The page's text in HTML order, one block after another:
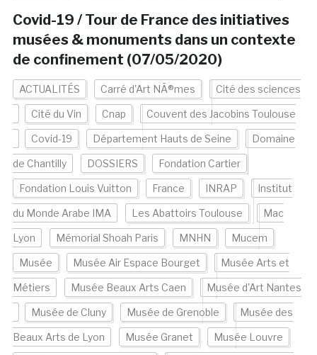
Covid-19 / Tour de France des initiatives
musées & monuments dans un contexte
de confinement (07/05/2020)
ACTUALITÉS Carré d'Art NÃ®mes Cité des sciences
Cité du Vin Cnap Couvent des Jacobins Toulouse
Covid-19 Département Hauts de Seine Domaine
de Chantilly DOSSIERS Fondation Cartier
Fondation Louis Vuitton France INRAP Institut
du Monde Arabe IMA Les Abattoirs Toulouse Mac
Lyon Mémorial Shoah Paris MNHN Mucem
Musée Musée Air Espace Bourget Musée Arts et
Métiers Musée Beaux Arts Caen Musée d'Art Nantes
Musée de Cluny Musée de Grenoble Musée des
Beaux Arts de Lyon Musée Granet Musée Louvre